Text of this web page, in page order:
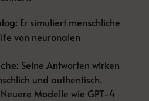
Er simuliert menschliche
von neuronalen
Seine Antworten wirken
und authentisch.
Neuere Modelle wie GPT-4